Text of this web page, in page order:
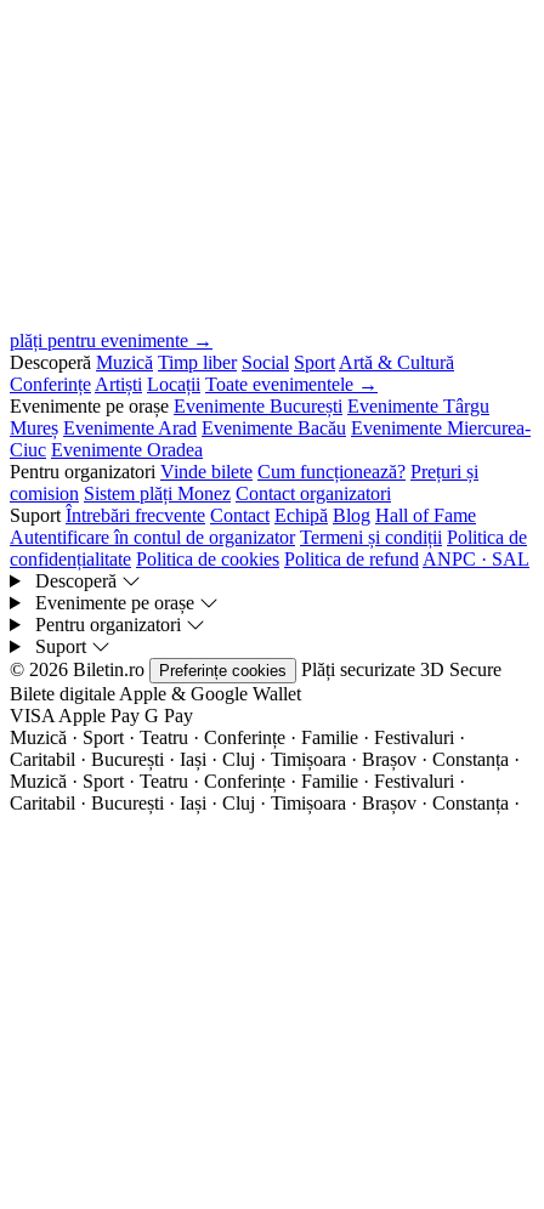
plăți pentru evenimente →
Descoperă Muzică Timp liber Social Sport Artă & Cultură
Conferințe Artiști Locații Toate evenimentele →
Evenimente pe orașe Evenimente București Evenimente Târgu
Mureș Evenimente Arad Evenimente Bacău Evenimente Miercurea-
Ciuc Evenimente Oradea
Pentru organizatori Vinde bilete Cum funcționează? Prețuri și
comision Sistem plăți Monez Contact organizatori
Suport Întrebări frecvente Contact Echipă Blog Hall of Fame
Autentificare în contul de organizator Termeni și condiții Politica de
confidențialitate Politica de cookies Politica de refund ANPC · SAL
Descoperă
Evenimente pe orașe
Pentru organizatori
Suport
© 2026 Biletin.ro
Preferințe cookies Plăți securizate 3D Secure
Bilete digitale Apple & Google Wallet
VISA Apple Pay G Pay
Muzică · Sport · Teatru · Conferințe · Familie · Festivaluri ·
Caritabil · București · Iași · Cluj · Timișoara · Brașov · Constanța ·
Muzică · Sport · Teatru · Conferințe · Familie · Festivaluri ·
Caritabil · București · Iași · Cluj · Timișoara · Brașov · Constanța ·